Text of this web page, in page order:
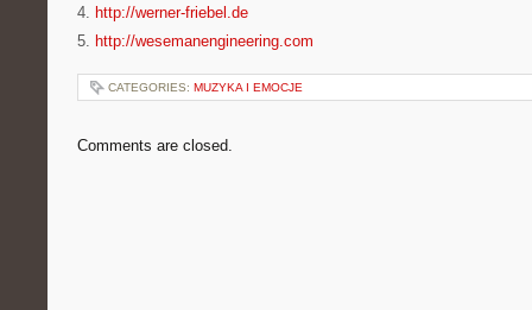
4. http://werner-friebel.de
5. http://wesemanengineering.com
CATEGORIES: MUZYKA I EMOCJE
Comments are closed.